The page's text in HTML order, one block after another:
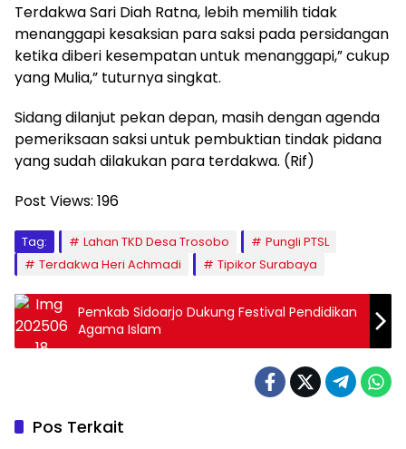
Terdakwa Sari Diah Ratna, lebih memilih tidak
menanggapi kesaksian para saksi pada persidangan
ketika diberi kesempatan untuk menanggapi,” cukup
yang Mulia,” tuturnya singkat.
Sidang dilanjut pekan depan, masih dengan agenda
pemeriksaan saksi untuk pembuktian tindak pidana
yang sudah dilakukan para terdakwa. (Rif)
Post Views: 196
Tag: Lahan TKD Desa Trosobo
Pungli PTSL
Terdakwa Heri Achmadi
Tipikor Surabaya
Pemkab Sidoarjo Dukung Festival Pendidikan
Agama Islam
Pos Terkait